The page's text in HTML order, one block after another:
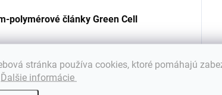
stránka používa cookies, ktoré pomáhajú
Ďalšie informácie
polymérové články Green Cell